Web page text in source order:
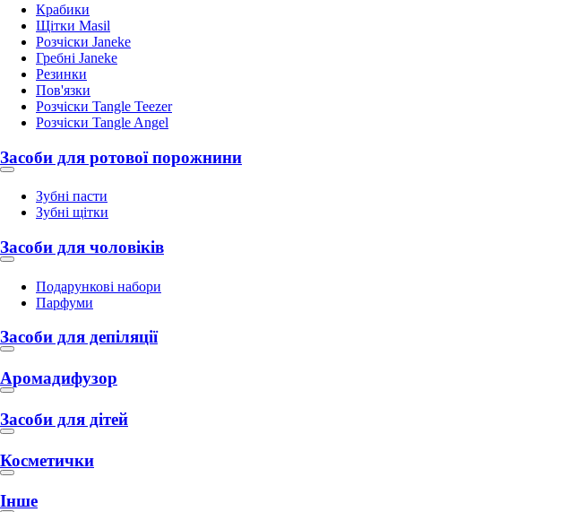
Крабики
Щітки Masil
Розчіски Janeke
Гребні Janeke
Резинки
Пов'язки
Розчіски Tangle Teezer
Розчіски Tangle Angel
Засоби для ротової порожнини
Зубні пасти
Зубні щітки
Засоби для чоловіків
Подарункові набори
Парфуми
Засоби для депіляції
Аромадифузор
Засоби для дітей
Косметички
Інше